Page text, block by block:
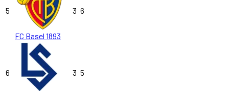
5
FC Basel 1893
3 6
6 3 5